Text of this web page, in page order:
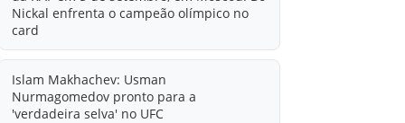
Nickal enfrenta o campeão olímpico no
card
Islam Makhachev: Usman
Nurmagomedov pronto para a
'verdadeira selva' no UFC